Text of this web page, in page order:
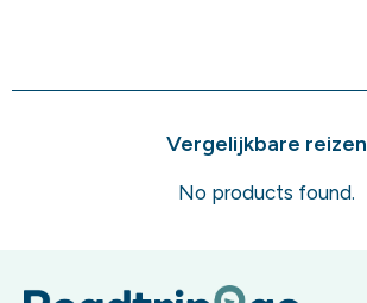
Vergelijkbare reizen
No products found.